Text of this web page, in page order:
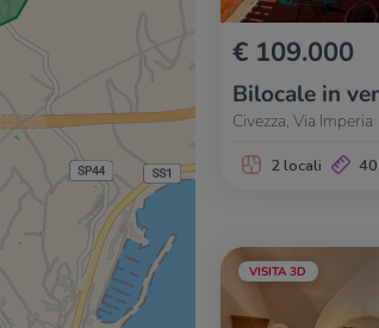
€ 109.000
Bilocale in
Civezza, Via Imperia
2 locali
VISITA 3D